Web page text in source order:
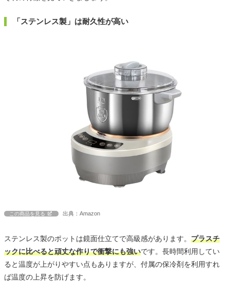
「ステンレス製」は耐久性が高い
この商品を見る 出典：Amazon
ステンレス製のポットは鏡面仕立てで高級感があります。 プラスチ
ックに比べると頑丈な作りで衝撃にも強いです。長時間利用してい
ると温度が上がりやすい点もありますが、付属の保冷剤を利用すれ
ば温度の上昇を防げます。